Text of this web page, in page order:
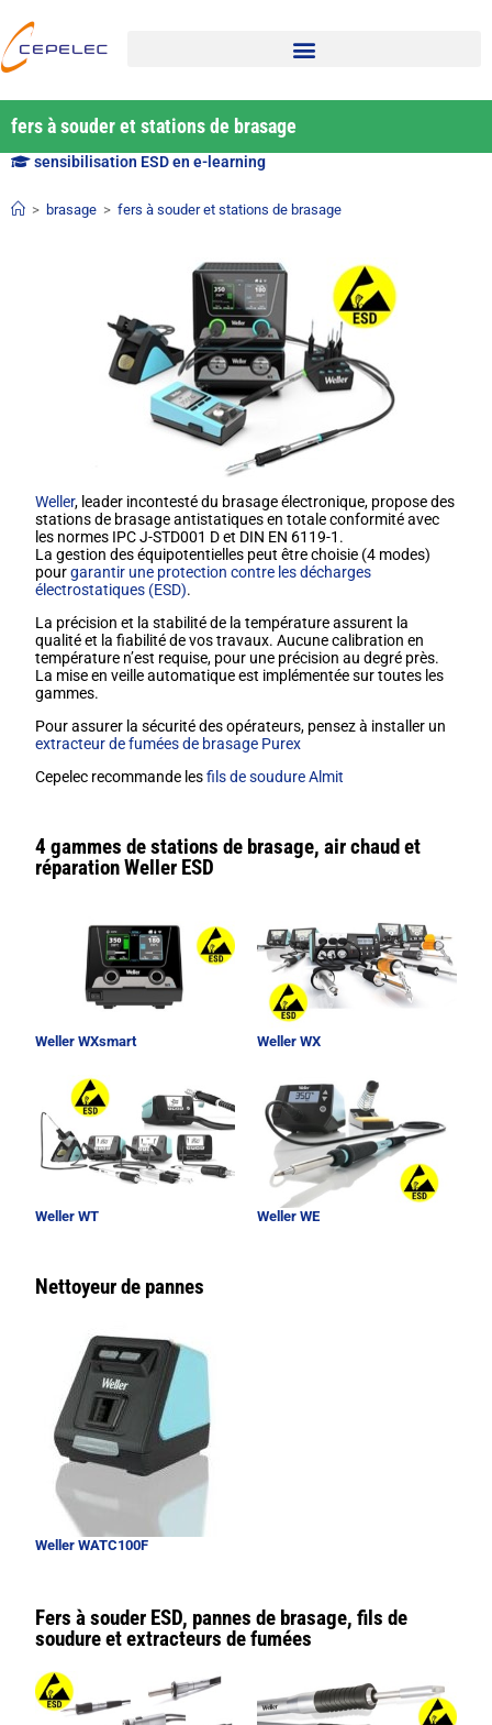
fers à souder et stations de brasage
sensibilisation ESD en e-learning
> brasage > fers à souder et stations de brasage
Weller, leader incontesté du brasage électronique, propose des
stations de brasage antistatiques en totale conformité avec
les normes IPC J-STD001 D et DIN EN 6119-1.
La gestion des équipotentielles peut être choisie (4 modes)
pourgarantir une protection contre les décharges
électrostatiques (ESD).
La précision et la stabilité de la température assurent la
qualité et la fiabilité de vos travaux. Aucune calibration en
température n’est requise, pour une précision au degré près.
La mise en veille automatique est implémentée sur toutes les
gammes.
Pour assurer la sécurité des opérateurs, pensez à installer un
extracteur de fumées de brasage Purex
Cepelec recommande lesfils de soudure Almit
4 gammes de stations de brasage, air chaud et
réparation Weller ESD
Weller WXsmart Weller WX
Weller WT Weller WE
Nettoyeur de pannes
Weller WATC100F
Fers à souder ESD, pannes de brasage, fils de
soudure et extracteurs de fumées